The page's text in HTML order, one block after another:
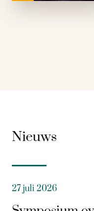
Nieuws
27 juli 2026